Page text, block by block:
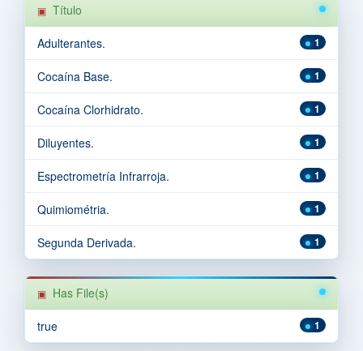
Título
1
Adulterantes.
1
Cocaína Base.
1
Cocaína Clorhidrato.
1
Diluyentes.
1
Espectrometría Infrarroja.
1
Quimiométria.
1
Segunda Derivada.
Has File(s)
1
true